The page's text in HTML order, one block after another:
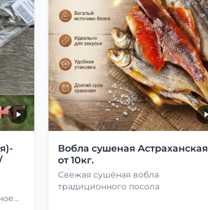
Вобла сушеная Астраханская
от 10кг.
Свежая сушёная вобла
традиционного посола